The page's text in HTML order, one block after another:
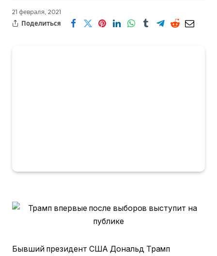
21 февраля, 2021
Поделиться
Бывший президент США Дональд Трамп